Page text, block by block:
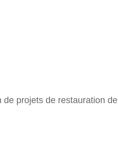
projets de restauration de